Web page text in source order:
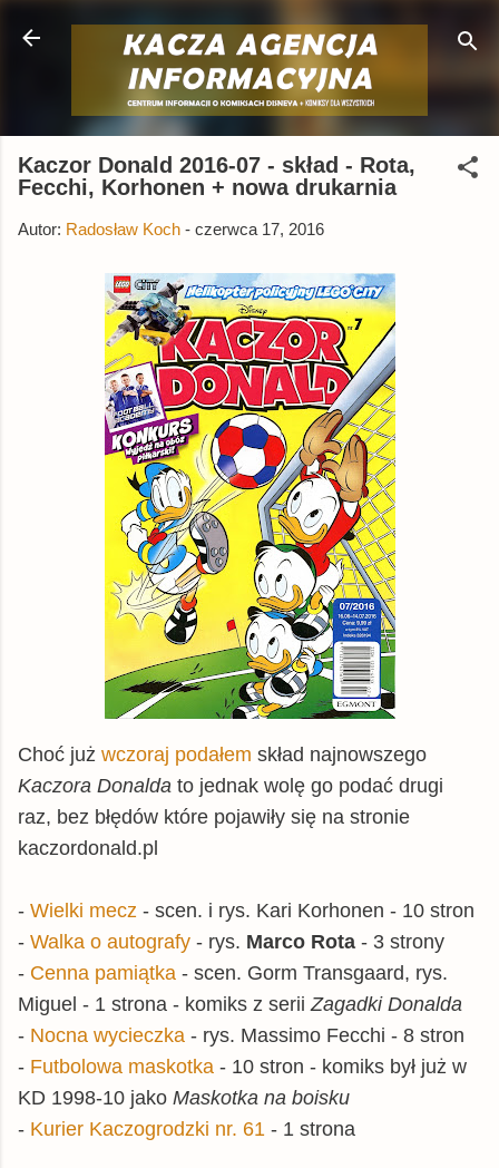
Przejdź do głównej zawartości
Kaczor Donald 2016-07 - skład - Rota,
Fecchi, Korhonen + nowa drukarnia
Autor: Radosław Koch - czerwca 17, 2016
Choć już wczoraj podałem skład najnowszego
Kaczora Donalda to jednak wolę go podać drugi
raz, bez błędów które pojawiły się na stronie
kaczordonald.pl
- Wielki mecz - scen. i rys. Kari Korhonen - 10 stron
- Walka o autografy - rys. Marco Rota - 3 strony
- Cenna pamiątka - scen. Gorm Transgaard, rys.
Miguel - 1 strona - komiks z serii Zagadki Donalda
- Nocna wycieczka - rys. Massimo Fecchi - 8 stron
- Futbolowa maskotka - 10 stron - komiks był już w
KD 1998-10 jako Maskotka na boisku
- Kurier Kaczogrodzki nr. 61 - 1 strona